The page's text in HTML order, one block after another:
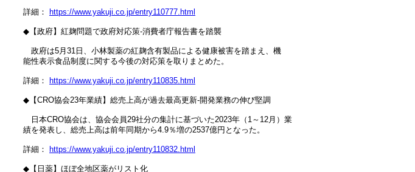
詳細： https://www.yakuji.co.jp/entry110777.html
◆【政府】紅麹問題で政府対応策‐消費者庁報告書を踏襲
政府は5月31日、小林製薬の紅麹含有製品による健康被害を踏まえ、機
能性表示食品制度に関する今後の対応策を取りまとめた。
詳細： https://www.yakuji.co.jp/entry110835.html
◆【CRO協会23年業績】総売上高が過去最高更新‐開発業務の伸び堅調
日本CRO協会は、協会会員29社分の集計に基づいた2023年（1～12月）業
績を発表し、総売上高は前年同期から4.9％増の2537億円となった。
詳細： https://www.yakuji.co.jp/entry110832.html
◆【日薬】ほぼ全地区薬がリスト化